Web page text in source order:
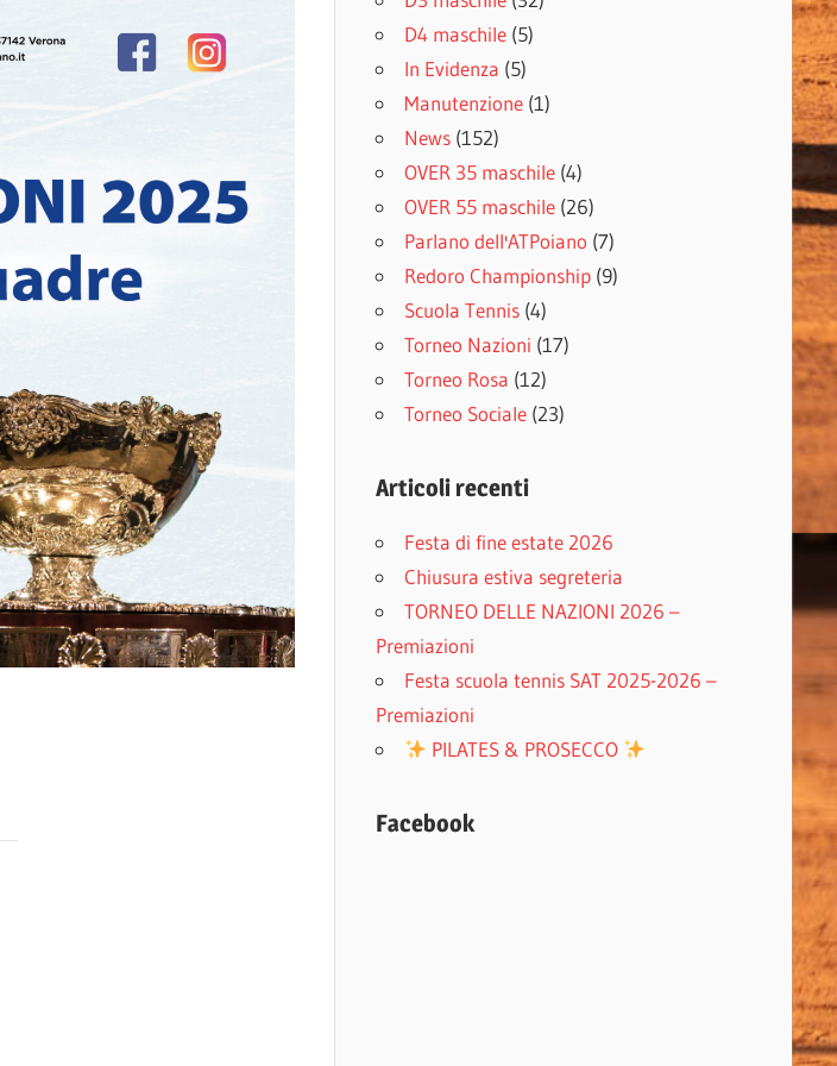
D4 maschile(5)
In Evidenza (5)
Manutenzione(1)
News(152)
OVER 35 maschile(4)
OVER 55 maschile(26)
Parlano dell'ATPoiano (7)
Redoro Championship(9)
Scuola Tennis(4)
Torneo Nazioni (17)
Torneo Rosa (12)
Torneo Sociale(23)
Articoli recenti
Festa di fine estate 2026
Chiusura estiva segreteria
TORNEO DELLE NAZIONI 2026 –
Premiazioni
Festa scuola tennis SAT 2025-2026 –
Premiazioni
PILATES & PROSECCO
Facebook